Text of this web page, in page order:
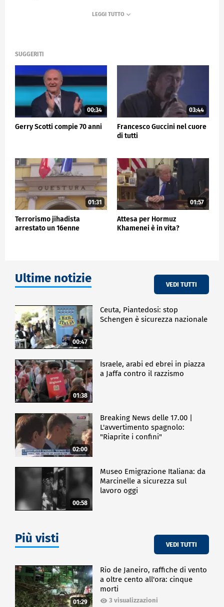
SUGGERITI
00:34
Gerry Scotti compie 70 anni
03:44
Francesco Guccini nel cuore
di tutti
01:31
Terrorismo jihadista
arrestato un 16enne
01:57
Attesa per Hormuz
Khamenei è in vita?
Ultime notizie VEDI TUTTI
00:47
Ceuta, Piantedosi: stop
Schengen è sicurezza nazionale
01:38
Israele, arabi ed ebrei in piazza
a Jaffa contro il razzismo
02:00
Breaking News delle 17.00 |
L'avvertimento spagnolo:
"Riaprite i confini"
00:58
Museo Emigrazione Italiana: da
Marcinelle a sicurezza sul
lavoro oggi
Più visti VEDI TUTTI
01:29
Rio de Janeiro, raffiche di vento
a oltre cento all'ora: cinque
morti
3 visualizzazioni